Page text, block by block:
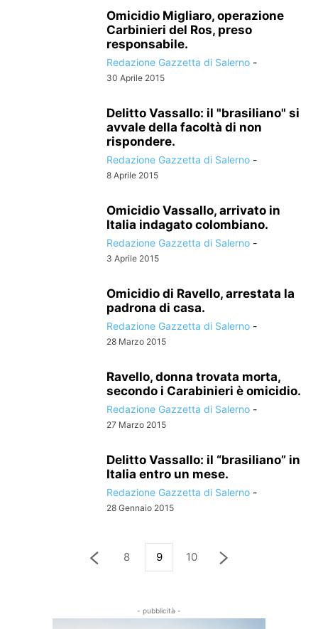
Omicidio Migliaro, operazione
Carbinieri del Ros, preso
responsabile.
Redazione Gazzetta di Salerno -
30 Aprile 2015
Delitto Vassallo: il "brasiliano" si
avvale della facoltà di non
rispondere.
Redazione Gazzetta di Salerno -
8 Aprile 2015
Omicidio Vassallo, arrivato in
Italia indagato colombiano.
Redazione Gazzetta di Salerno -
3 Aprile 2015
Omicidio di Ravello, arrestata la
padrona di casa.
Redazione Gazzetta di Salerno -
28 Marzo 2015
Ravello, donna trovata morta,
secondo i Carabinieri è omicidio.
Redazione Gazzetta di Salerno -
27 Marzo 2015
Delitto Vassallo: il “brasiliano” in
Italia entro un mese.
Redazione Gazzetta di Salerno -
28 Gennaio 2015
8 9 10
- pubblicità -